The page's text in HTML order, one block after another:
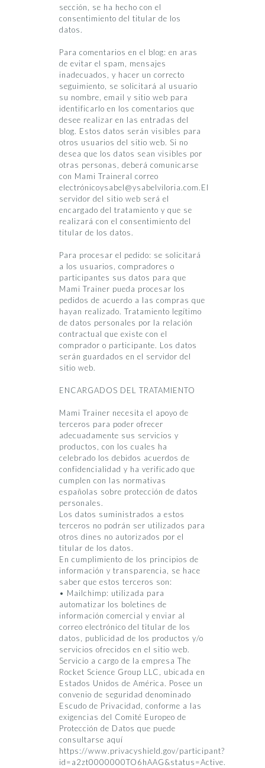
sección, se ha hecho con el
consentimiento del titular de los
datos.
Para comentarios en el blog: en aras
de evitar el spam, mensajes
inadecuados, y hacer un correcto
seguimiento, se solicitará al usuario
su nombre, email y sitio web para
identificarlo en los comentarios que
desee realizar en las entradas del
blog. Estos datos serán visibles para
otros usuarios del sitio web. Si no
desea que los datos sean visibles por
otras personas, deberá comunicarse
con Mami Traineral correo
electrónicoysabel@ysabelviloria.com.El
servidor del sitio web será el
encargado del tratamiento y que se
realizará con el consentimiento del
titular de los datos.
Para procesar el pedido: se solicitará
a los usuarios, compradores o
participantes sus datos para que
Mami Trainer pueda procesar los
pedidos de acuerdo a las compras que
hayan realizado. Tratamiento legítimo
de datos personales por la relación
contractual que existe con el
comprador o participante. Los datos
serán guardados en el servidor del
sitio web.
ENCARGADOS DEL TRATAMIENTO
Mami Trainer necesita el apoyo de
terceros para poder ofrecer
adecuadamente sus servicios y
productos, con los cuales ha
celebrado los debidos acuerdos de
confidencialidad y ha verificado que
cumplen con las normativas
españolas sobre protección de datos
personales.
Los datos suministrados a estos
terceros no podrán ser utilizados para
otros dines no autorizados por el
titular de los datos.
En cumplimiento de los principios de
información y transparencia, se hace
saber que estos terceros son:
• Mailchimp: utilizada para
automatizar los boletines de
información comercial y enviar al
correo electrónico del titular de los
datos, publicidad de los productos y/o
servicios ofrecidos en el sitio web.
Servicio a cargo de la empresa The
Rocket Science Group LLC, ubicada en
Estados Unidos de América. Posee un
convenio de seguridad denominado
Escudo de Privacidad, conforme a las
exigencias del Comité Europeo de
Protección de Datos que puede
consultarse aquí
https://www.privacyshield.gov/participant?
id=a2zt0000000TO6hAAG&status=Active.